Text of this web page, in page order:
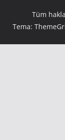
Tüm
Tema: